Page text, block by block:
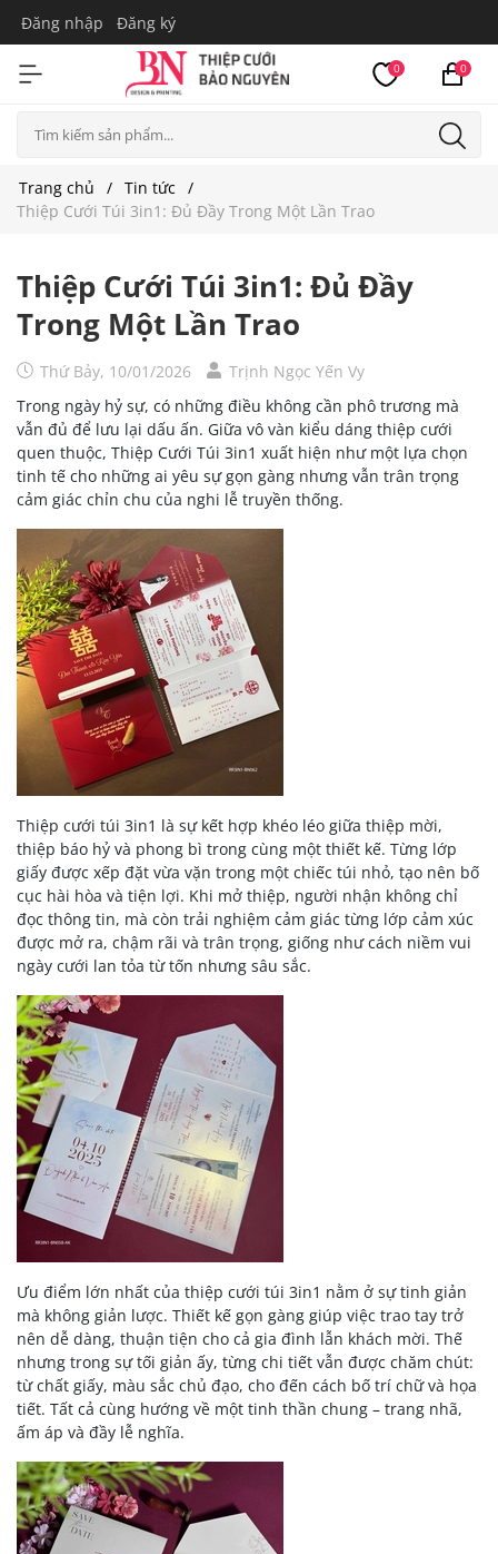
Đăng nhập Đăng ký
0 0
Trang chủ
Tin tức
Thiệp Cưới Túi 3in1: Đủ Đầy Trong Một Lần Trao
Thiệp Cưới Túi 3in1: Đủ Đầy
Trong Một Lần Trao
Thứ Bảy, 10/01/2026
Trịnh Ngọc Yến Vy
Trong ngày hỷ sự, có những điều không cần phô trương mà
vẫn đủ để lưu lại dấu ấn. Giữa vô vàn kiểu dáng thiệp cưới
quen thuộc, Thiệp Cưới Túi 3in1 xuất hiện như một lựa chọn
tinh tế cho những ai yêu sự gọn gàng nhưng vẫn trân trọng
cảm giác chỉn chu của nghi lễ truyền thống.
Thiệp cưới túi 3in1 là sự kết hợp khéo léo giữa thiệp mời,
thiệp báo hỷ và phong bì trong cùng một thiết kế. Từng lớp
giấy được xếp đặt vừa vặn trong một chiếc túi nhỏ, tạo nên bố
cục hài hòa và tiện lợi. Khi mở thiệp, người nhận không chỉ
đọc thông tin, mà còn trải nghiệm cảm giác từng lớp cảm xúc
được mở ra, chậm rãi và trân trọng, giống như cách niềm vui
ngày cưới lan tỏa từ tốn nhưng sâu sắc.
Ưu điểm lớn nhất của thiệp cưới túi 3in1 nằm ở sự tinh giản
mà không giản lược. Thiết kế gọn gàng giúp việc trao tay trở
nên dễ dàng, thuận tiện cho cả gia đình lẫn khách mời. Thế
nhưng trong sự tối giản ấy, từng chi tiết vẫn được chăm chút:
từ chất giấy, màu sắc chủ đạo, cho đến cách bố trí chữ và họa
tiết. Tất cả cùng hướng về một tinh thần chung – trang nhã,
ấm áp và đầy lễ nghĩa.